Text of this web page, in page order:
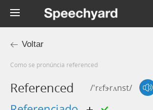
Voltar
Como se pronúncia referenced
Referenced /'rɛfɝrʌnst/